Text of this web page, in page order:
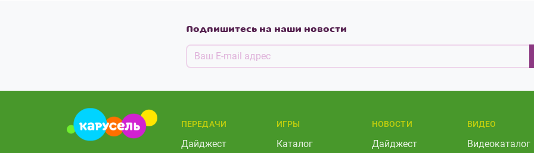
Подпишитесь на наши новости
ПЕРЕДАЧИ
Дайджест
ИГРЫ
Каталог
НОВОСТИ
Дайджест
ВИДЕО
Видеокаталог